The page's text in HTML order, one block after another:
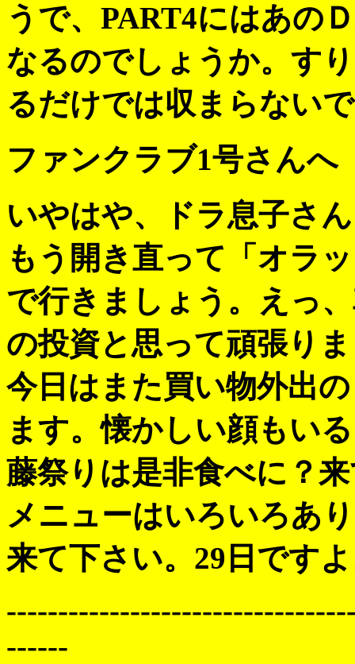
うで、PART4にはあの
なるのでしょうか。す
るだけでは収まらない
ファンクラブ1号さんへ
いやはや、ドラ息子さ
もう開き直って「オラ
で行きましょう。えっ
の投資と思って頑張り
今日はまた買い物外出
ます。懐かしい顔もい
藤祭りは是非食べに？
メニューはいろいろあ
来て下さい。29日です
------